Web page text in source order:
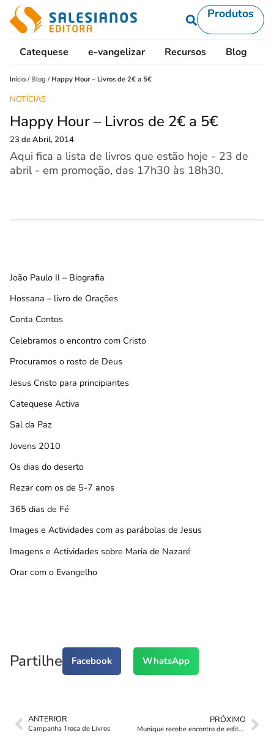
Produtos
Catequese e-vangelizar Recursos Blog
Início / Blog /Happy Hour – Livros de 2€ a 5€
NOTÍCIAS
Happy Hour – Livros de 2€ a 5€
23 de Abril, 2014
Aqui fica a lista de livros que estão hoje - 23 de
abril - em promoção, das 17h30 às 18h30.
João Paulo II – Biografia
Hossana – livro de Orações
Conta Contos
Celebramos o encontro com Cristo
Procuramos o rosto de Deus
Jesus Cristo para principiantes
Catequese Activa
Sal da Paz
Jovens 2010
Os dias do deserto
Rezar com os de 5-7 anos
365 dias de Fé
Images e Actividades com as parábolas de Jesus
Imagens e Actividades sobre Maria de Nazaré
Orar com o Evangelho
Partilhe Facebook WhatsApp
ANTERIOR
Campanha Troca de Livros
PRÓXIMO
Munique recebe encontro de editores salesianos